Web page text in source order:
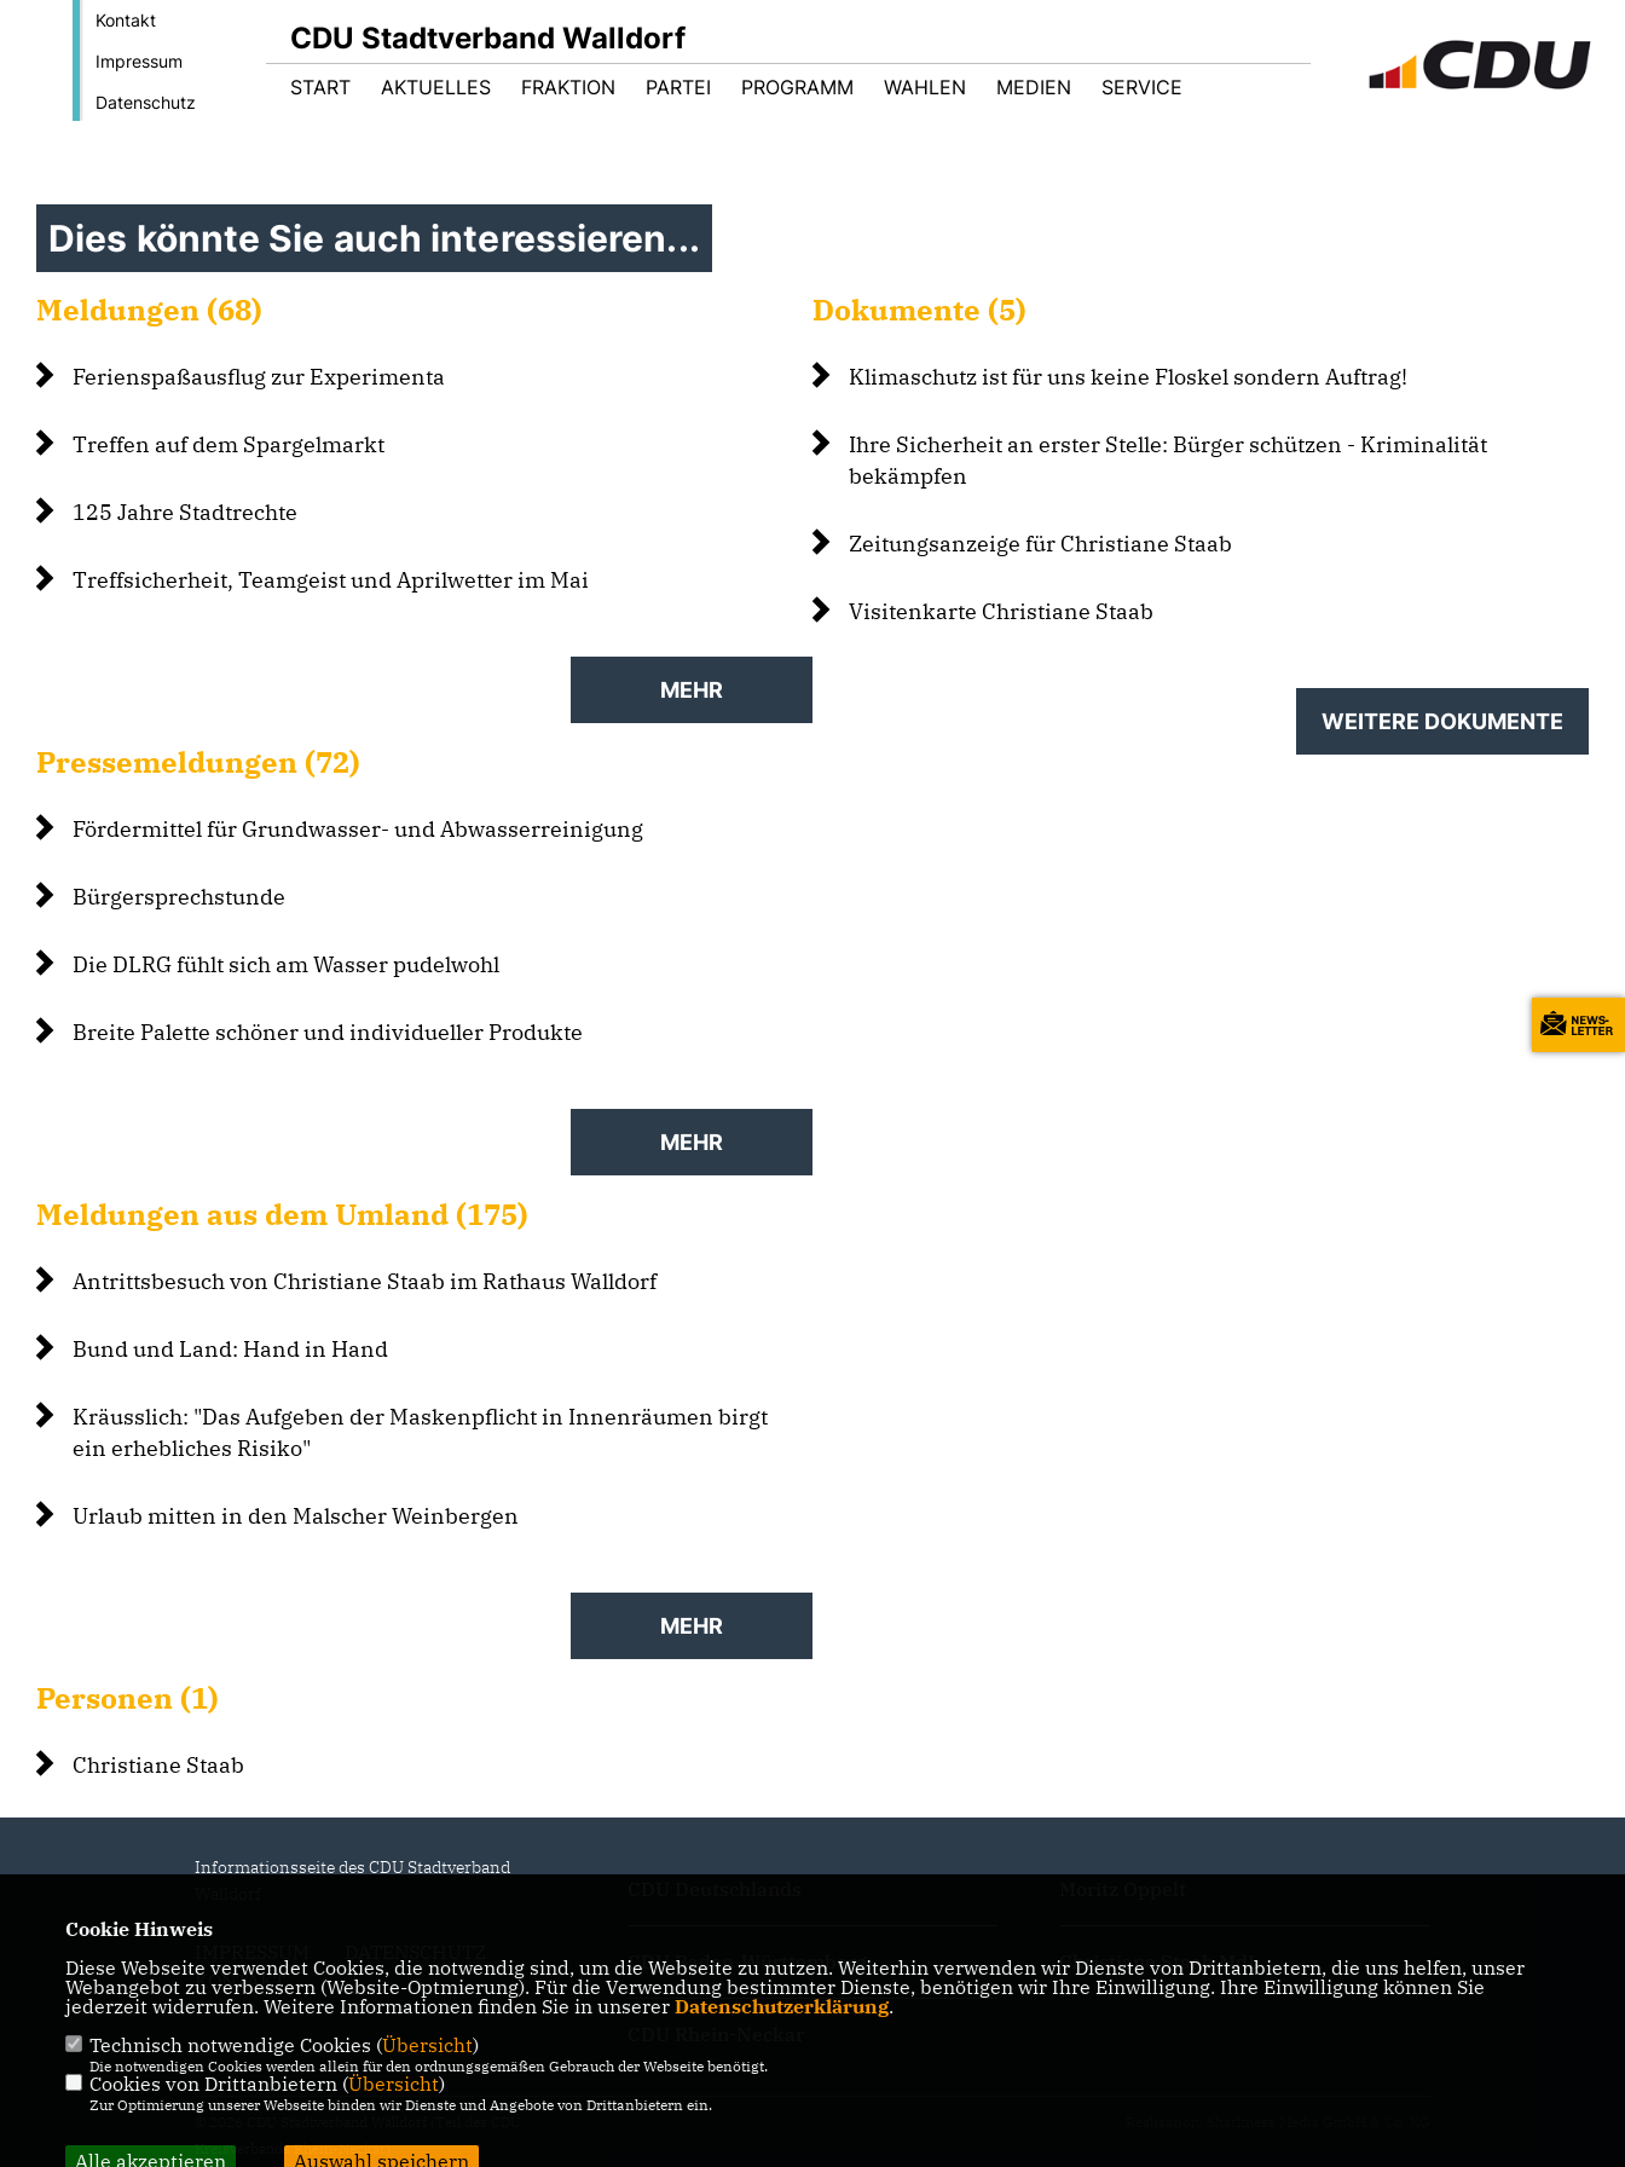
Kontakt
Impressum
Datenschutz
CDU Stadtverband Walldorf
START AKTUELLES FRAKTION PARTEI PROGRAMM WAHLEN MEDIEN SERVICE
Dies könnte Sie auch interessieren...
Meldungen (68)
Ferienspaßausflug zur Experimenta
Treffen auf dem Spargelmarkt
125 Jahre Stadtrechte
Treffsicherheit, Teamgeist und Aprilwetter im Mai
MEHR
Pressemeldungen (72)
Fördermittel für Grundwasser- und Abwasserreinigung
Bürgersprechstunde
Die DLRG fühlt sich am Wasser pudelwohl
Breite Palette schöner und individueller Produkte
MEHR
Meldungen aus dem Umland (175)
Antrittsbesuch von Christiane Staab im Rathaus Walldorf
Bund und Land: Hand in Hand
Kräusslich: "Das Aufgeben der Maskenpflicht in Innenräumen birgt
ein erhebliches Risiko"
Urlaub mitten in den Malscher Weinbergen
MEHR
Personen (1)
Christiane Staab
Dokumente (5)
Klimaschutz ist für uns keine Floskel sondern Auftrag!
Ihre Sicherheit an erster Stelle: Bürger schützen - Kriminalität
bekämpfen
Zeitungsanzeige für Christiane Staab
Visitenkarte Christiane Staab
WEITERE DOKUMENTE
Informationsseite des CDU Stadtverband
KONTAKT
CDU Baden-Württemberg Christiane Staab MdL
Kreisverbands Rhein-Neckar)
Cookie Hinweis
Diese Webseite verwendet Cookies, die notwendig sind, um die Webseite zu nutzen. Weiterhin verwenden wir Dienste von Drittanbietern, die uns helfen, unser
Webangebot zu verbessern (Website-Optmierung). Für die Verwendung bestimmter Dienste, benötigen wir Ihre Einwilligung. Ihre Einwilligung können Sie
jederzeit widerrufen. Weitere Informationen finden Sie in unserer Datenschutzerklärung.
Technisch notwendige Cookies (Übersicht)
Die notwendigen Cookies werden allein für den ordnungsgemäßen Gebrauch der Webseite benötigt.
Cookies von Drittanbietern (Übersicht)
Zur Optimierung unserer Webseite binden wir Dienste und Angebote von Drittanbietern ein.
Alle akzeptieren Auswahl speichern